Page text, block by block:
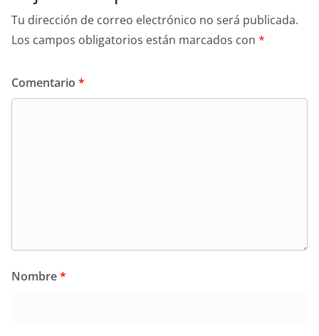
Tu dirección de correo electrónico no será publicada.
Los campos obligatorios están marcados con *
Comentario *
Nombre*